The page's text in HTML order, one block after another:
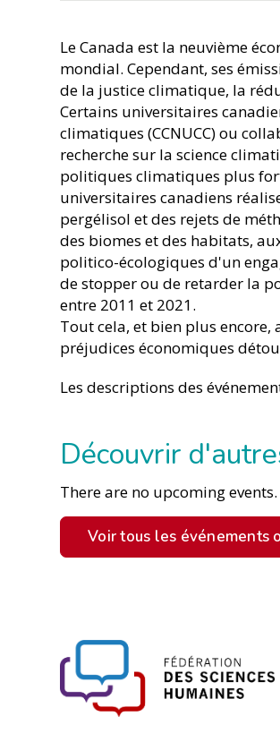
Le Canada est la neuvième
mondial. Cependant, ses
de la justice climatique, la
Certains universitaires
climatiques (CCNUCC) ou
recherche sur la science
politiques climatiques plus
universitaires canadiens
pergélisol et des rejets de
des biomes et des habitats,
politico-écologiques d'un
de stopper ou de retarder la
entre 2011 et 2021.
Tout cela, et bien plus
préjudices économiques
Les descriptions des
Découvrir
There are no upcoming events.
Voir tous les événements